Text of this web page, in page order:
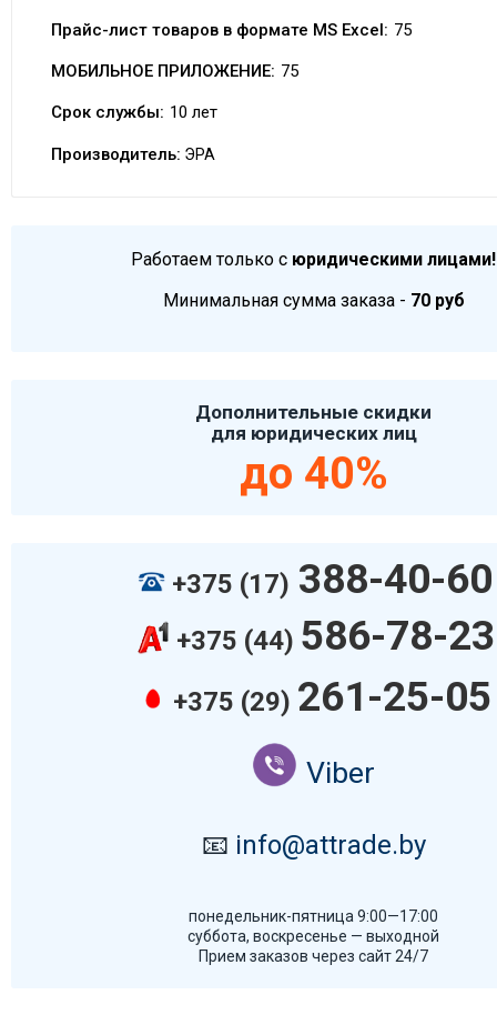
Прайс-лист товаров в формате MS Excel: 75
МОБИЛЬНОЕ ПРИЛОЖЕНИЕ: 75
Срок службы: 10 лет
Производитель: ЭРА
Работаем только с юридическими лицами!
Минимальная сумма заказа - 70 руб
Дополнительные скидки
для юридических лиц
до 40%
+375 (17) 388-40-60
+375 (44) 586-78-23
+375 (29) 261-25-05
Viber
📧 info@attrade.by
понедельник-пятница 9:00—17:00
суббота, воскресенье — выходной
Прием заказов через сайт 24/7